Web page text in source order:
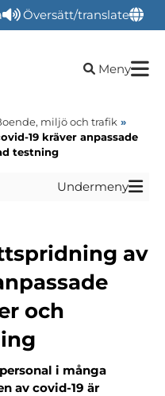
Översätt/translate
Öppna
Meny
miljö och trafik »
19 kräver anpassade
testning
Undermeny
av
och
i många
av covid-19 är